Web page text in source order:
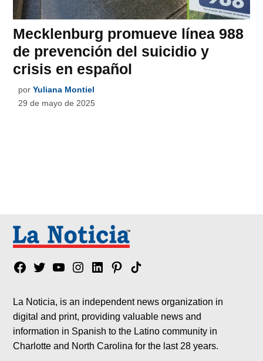
Mecklenburg promueve línea 988
de prevención del suicidio y
crisis en español
por Yuliana Montiel
29 de mayo de 2025
Facebook
TwitterYouTubeInstagram
LinkedinPinterest
Tik
La Noticia, is an independent news organization in
digital and print, providing valuable news and
information in Spanish to the Latino community in
Charlotte and North Carolina for the last 28 years.